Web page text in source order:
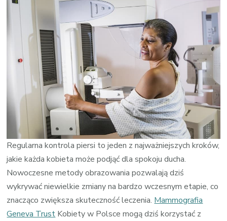
badania
–
większa
szansa
na
zdrowie
Regularna kontrola piersi to jeden z najważniejszych kroków,
jakie każda kobieta może podjąć dla spokoju ducha.
Nowoczesne metody obrazowania pozwalają dziś
wykrywać niewielkie zmiany na bardzo wczesnym etapie, co
znacząco zwiększa skuteczność leczenia. Mammografia
Geneva Trust Kobiety w Polsce mogą dziś korzystać z